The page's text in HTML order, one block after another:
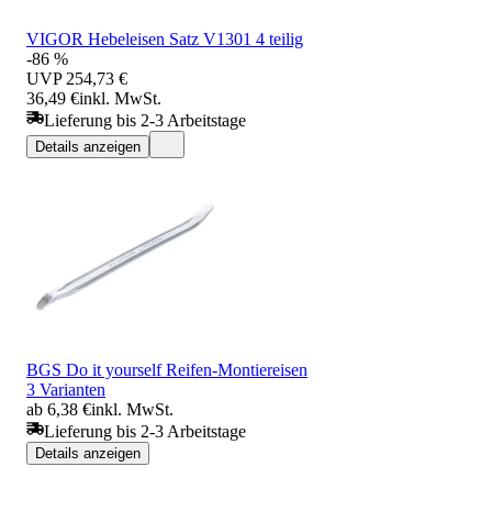
VIGOR Hebeleisen Satz V1301 4 teilig
-86 %
UVP 254,73 €
36,49 €inkl. MwSt.
Lieferung bis 2-3 Arbeitstage
Details anzeigen
BGS Do it yourself Reifen-Montiereisen
3 Varianten
ab 6,38 €inkl. MwSt.
Lieferung bis 2-3 Arbeitstage
Details anzeigen